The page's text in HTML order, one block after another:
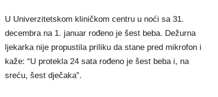
U Univerzitetskom kliničkom centru u noći sa 31.
decembra na 1. januar rođeno je šest beba. Dežurna
ljekarka nije propustila priliku da stane pred mikrofon i
kaže: “U protekla 24 sata rođeno je šest beba i, na
sreću, šest dječaka”.